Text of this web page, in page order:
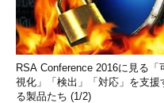
RSA Conference 2016に見る「
視化」「検出」「対応」を支援
る製品たち (1/2)